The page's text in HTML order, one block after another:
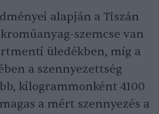
alapján a Tiszán
szemcse van
üledékben, míg a
a szennyezettség
kilogrammonként 4100
a mért szennyezés a